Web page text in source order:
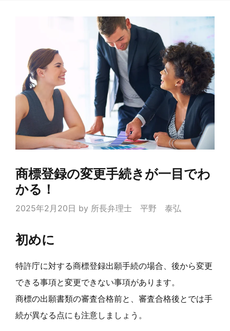
商標登録の変更手続きが一目でわ
かる！
2025年2月20日 by 所長弁理士 平野 泰弘
初めに
特許庁に対する商標登録出願手続の場合、後から変更
できる事項と変更できない事項があります。
商標の出願書類の審査合格前と、審査合格後とでは手
続が異なる点にも注意しましょう。